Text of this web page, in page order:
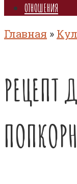
ОТНОШЕНИЯ
Главная »